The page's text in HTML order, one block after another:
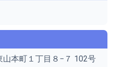
本町１丁目８−７ 102号